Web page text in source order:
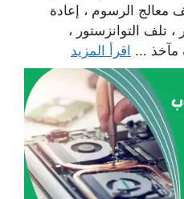
معالج الرسوم ، إعادة
تلف التوانزستور ،
مآخذ ... اقرأ المزيد